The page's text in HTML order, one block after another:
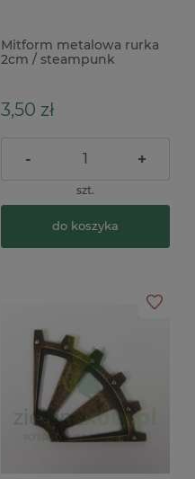
Mitform metalowa rurka
2cm / steampunk
3,50 zł
- +
szt.
do koszyka